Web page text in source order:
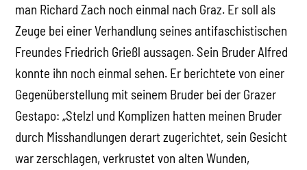
man Richard Zach noch einmal nach Graz. Er soll als
Zeuge bei einer Verhandlung seines antifaschistischen
Freundes Friedrich Grießl aussagen. Sein Bruder Alfred
konnte ihn noch einmal sehen. Er berichtete von einer
Gegenüberstellung mit seinem Bruder bei der Grazer
Gestapo: „Stelzl und Komplizen hatten meinen Bruder
durch Misshandlungen derart zugerichtet, sein Gesicht
war zerschlagen, verkrustet von alten Wunden,